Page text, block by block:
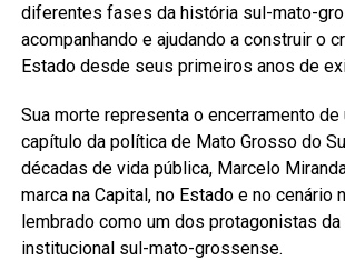
diferentes fases da história sul-mato-
acompanhando e ajudando a construir o
Estado desde seus primeiros anos de
Sua morte representa o encerramento
capítulo da política de Mato Grosso do
décadas de vida pública, Marcelo
marca na Capital, no Estado e no cenário
lembrado como um dos protagonistas
institucional sul-mato-grossense.